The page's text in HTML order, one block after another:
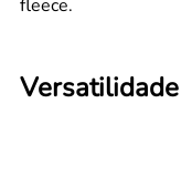
fleece.
Versatilidade